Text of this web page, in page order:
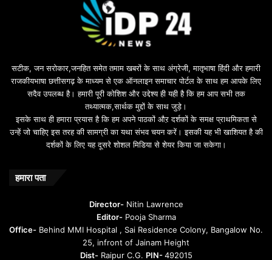
सटीक, जन सरोकार,जनहित समेत तमाम खबरों के साथ अंग्रेजी, मातृभाषा हिंदी और हमारी
राजकीयभाषा छत्तीसगढ़ के माध्यम से एक ऑनलाइन समाचार पोर्टल के साथ हम आपके लिए
सदैव उपलब्ध है। हमारी पूरी कोशिश और उद्देश्य ही यही है कि हम आप सभी तक
तथ्यात्मक,सार्थक मुद्दों के साथ जुड़े।
इसके साथ ही हमारा प्रयास है कि हम अपने पाठकों औऱ दर्शकों के समक्ष प्राथमिकता से
उन्हें जो चाहिए इस तरह की सामग्री का यथा संभव चयन करें। इसकी यह भी खाशियत है की
दर्शकों के लिए यह दूसरे शोशल मिडिया से शेयर किया जा सकेगा।
हमारा पता
Director-Nitin Lawrence
Editor-Pooja Sharma
Office- Behind MMI Hospital , Sai Residence Colony, Bangalow No.
25, infront of Jainam Height
Dist-Raipur C.G. PIN-492015